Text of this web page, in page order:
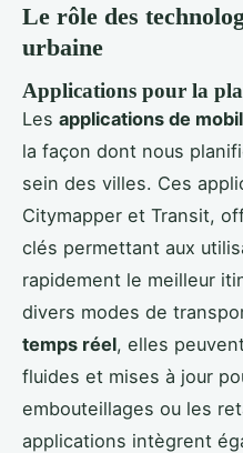
Le rôle des
urbaine
Applications pour la
Les applications de
la façon dont nous
sein des villes. Ces
Citymapper et Transit,
clés permettant aux
rapidement le meilleur
divers modes de
temps réel, elles
fluides et mises à jour
embouteillages ou les
applications intègrent